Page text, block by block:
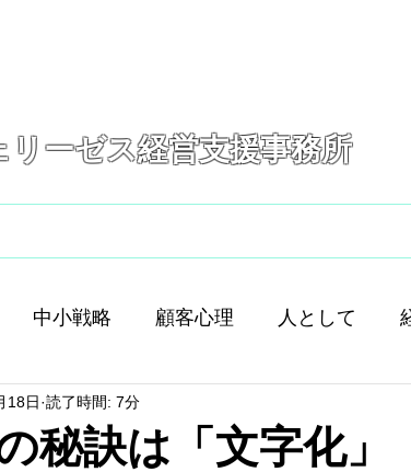
リーゼス経営支援事務所
中小戦略 顧客心理 人として
経営 人間
秘訣は「文字化」
18日 読了時間: 7分